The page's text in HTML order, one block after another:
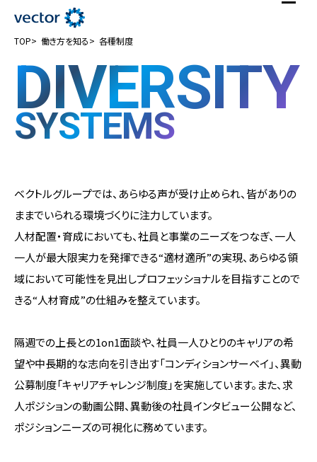
TOP 働き方を知る 各種制度
DIVERSITY
SYSTEMS
ベクトルグループでは、あらゆる声が受け止められ、皆がありの
ままでいられる環境づくりに注力しています。
人材配置・育成においても、社員と事業のニーズをつなぎ、一人
一人が最大限実力を発揮できる“適材適所”の実現、あらゆる領
域において可能性を見出しプロフェッショナルを目指すことので
きる“人材育成”の仕組みを整えています。
隔週での上長との1on1面談や、社員一人ひとりのキャリアの希
望や中長期的な志向を引き出す「コンディションサーベイ」、異動
公募制度「キャリアチャレンジ制度」を実施しています。また、求
人ポジションの動画公開、異動後の社員インタビュー公開など、
ポジションニーズの可視化に務めています。